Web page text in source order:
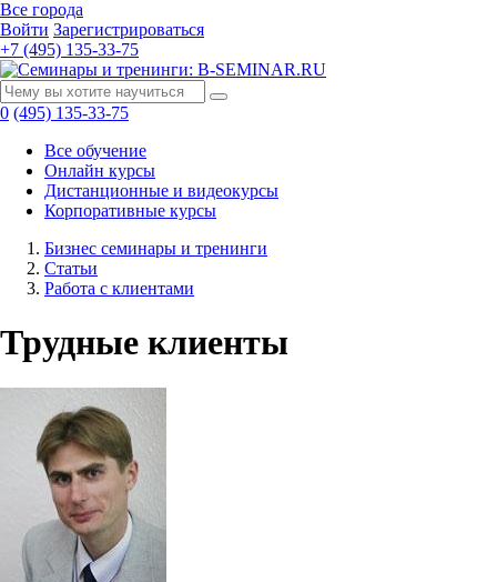
Все города
Войти Зарегистрироваться
+7 (495) 135-33-75
0 (495) 135-33-75
Все обучение
Онлайн курсы
Дистанционные и видеокурсы
Корпоративные курсы
Бизнес семинары и тренинги
Статьи
Работа с клиентами
Трудные клиенты